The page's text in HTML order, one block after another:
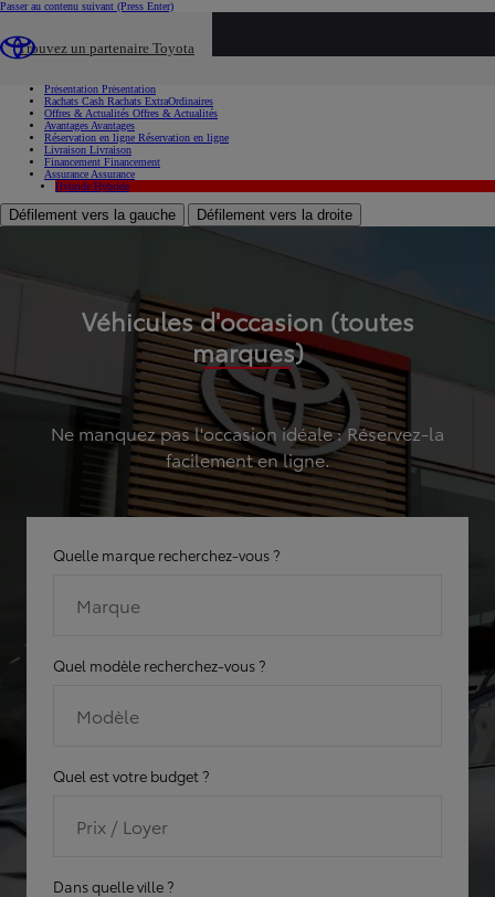
Passer au contenu suivant (Press Enter)
Trouvez un partenaire Toyota
Présentation Présentation
Rachats Cash Rachats ExtraOrdinaires
Offres & Actualités Offres & Actualités
Avantages Avantages
Réservation en ligne Réservation en ligne
Livraison Livraison
Financement Financement
Assurance Assurance
Hybride Hybride
Défilement vers la gauche Défilement vers la droite
Véhicules d'occasion (toutes
marques)
Ne manquez pas l'occasion idéale : Réservez-la
facilement en ligne.
Quelle marque recherchez-vous ?
Marque
Quel modèle recherchez-vous ?
Modèle
Quel est votre budget ?
Prix / Loyer
Dans quelle ville ?